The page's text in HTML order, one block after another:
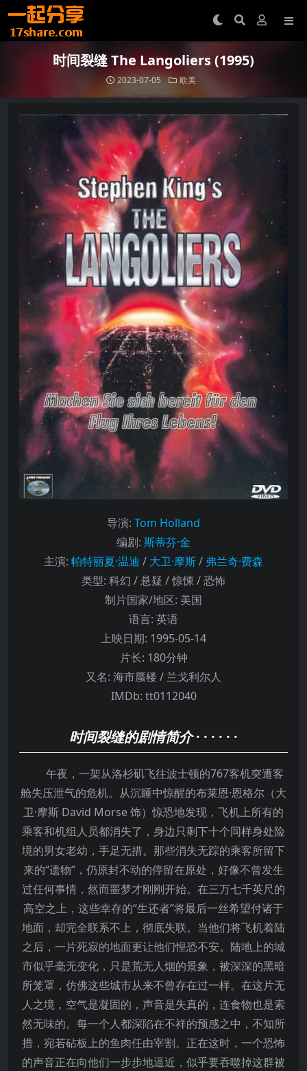
时间裂缝 The Langoliers (1995)
2023-07-05 欧美
导演: Tom Holland
编剧: 斯蒂芬·金
主演: 帕特丽夏·温迪 / 大卫·摩斯/ 弗兰奇·费森
类型: 科幻 / 悬疑 / 惊悚 / 恐怖
制片国家/地区: 美国
语言: 英语
上映日期: 1995-05-14
片长: 180分钟
又名: 海市蜃楼 / 兰戈利尔人
IMDb: tt0112040
时间裂缝的剧情简介· · · · · ·
午夜，一架从洛杉矶飞往波士顿的767客机突遭客
舱失压泄气的危机。从沉睡中惊醒的布莱恩·恩格尔（大
卫·摩斯 David Morse 饰）惊恐地发现，飞机上所有的
乘客和机组人员都消失了，身边只剩下十个同样身处险
境的男女老幼，手足无措。那些消失无踪的乘客所留下
来的“遗物”，仍原封不动的停留在原处，好像不曾发生
过任何事情，然而噩梦才刚刚开始。在三万七千英尺的
高空之上，这些幸存的“生还者”将最后一丝希望付诸于
地面，却完全联系不上，彻底失联。当他们将飞机着陆
之后，一片死寂的地面更让他们惶恐不安。陆地上的城
市似乎毫无变化，只是荒无人烟的景象，被深深的黑暗
所笼罩，仿佛这些城市从来不曾存在过一样。在这片无
人之境，空气是凝固的，声音是失真的，连食物也是索
然无味的。每一个人都深陷在不祥的预感之中，不知所
措，宛若砧板上的鱼肉任由宰割。正在这时，一个恐怖
的声音正在向他们一步步地逼近，似乎要吞噬掉这群被